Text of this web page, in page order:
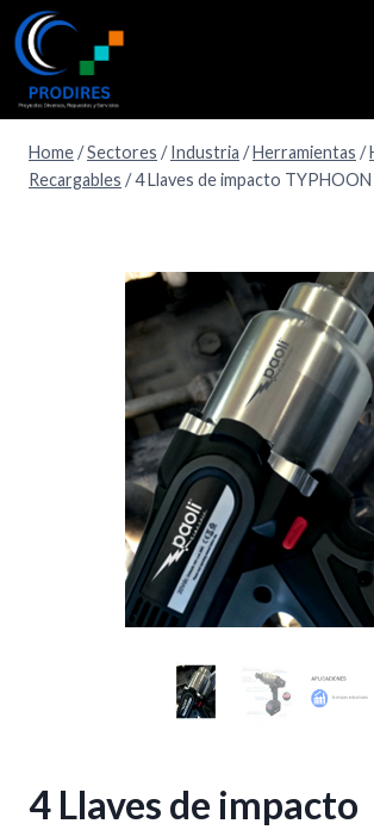
Home/Sectores / Industria / Herramientas /
Recargables /4 Llaves de impacto TYPHOON
4 Llaves de impacto